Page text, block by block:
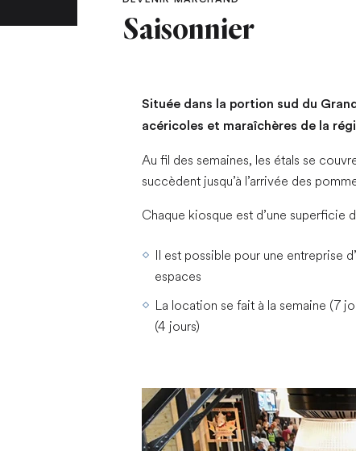
Saisonnier
Située dans la portion sud du
acéricoles et maraîchères de la
Au fil des semaines, les étals se
succèdent jusqu’à l’arrivée des
Chaque kiosque est d’une superficie
Il est possible pour une entreprise
espaces
La location se fait à la semaine (7
(4 jours)